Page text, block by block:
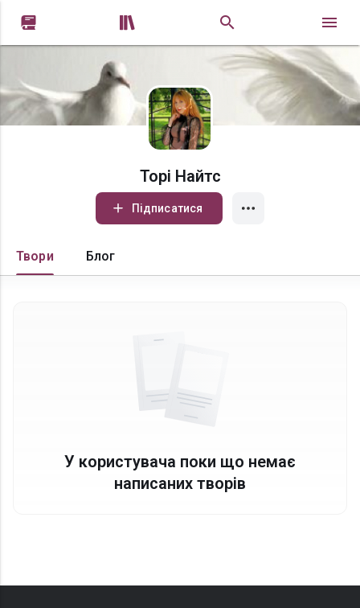
 
Торі Найтс
Підписатися
Твори Блог
У користувача поки що немає
написаних творів